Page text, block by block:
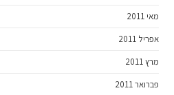
מאי 2011
אפריל 2011
מרץ 2011
פברואר 2011